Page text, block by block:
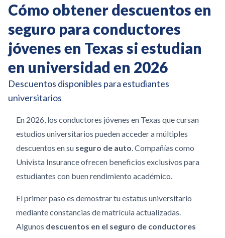
Cómo obtener descuentos en
seguro para conductores
jóvenes en Texas si estudian
en universidad en 2026
Descuentos disponibles para estudiantes
universitarios
En 2026, los conductores jóvenes en Texas que cursan
estudios universitarios pueden acceder a múltiples
descuentos en su seguro de auto. Compañías como
Univista Insurance ofrecen beneficios exclusivos para
estudiantes con buen rendimiento académico.
El primer paso es demostrar tu estatus universitario
mediante constancias de matrícula actualizadas.
Algunos descuentos en el seguro de conductores